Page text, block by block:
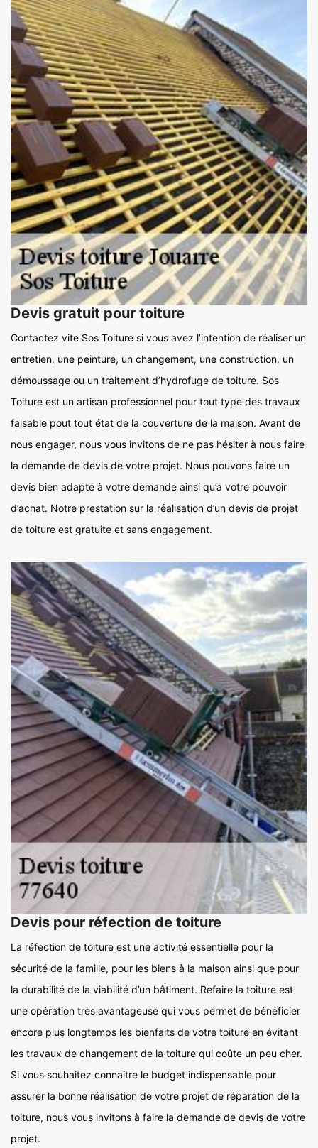
Devis gratuit pour toiture
Contactez vite Sos Toiture si vous avez l’intention de réaliser un
entretien, une peinture, un changement, une construction, un
démoussage ou un traitement d’hydrofuge de toiture. Sos
Toiture est un artisan professionnel pour tout type des travaux
faisable pout tout état de la couverture de la maison. Avant de
nous engager, nous vous invitons de ne pas hésiter à nous faire
la demande de devis de votre projet. Nous pouvons faire un
devis bien adapté à votre demande ainsi qu’à votre pouvoir
d’achat. Notre prestation sur la réalisation d’un devis de projet
de toiture est gratuite et sans engagement.
Devis pour réfection de toiture
La réfection de toiture est une activité essentielle pour la
sécurité de la famille, pour les biens à la maison ainsi que pour
la durabilité de la viabilité d’un bâtiment. Refaire la toiture est
une opération très avantageuse qui vous permet de bénéficier
encore plus longtemps les bienfaits de votre toiture en évitant
les travaux de changement de la toiture qui coûte un peu cher.
Si vous souhaitez connaitre le budget indispensable pour
assurer la bonne réalisation de votre projet de réparation de la
toiture, nous vous invitons à faire la demande de devis de votre
projet.